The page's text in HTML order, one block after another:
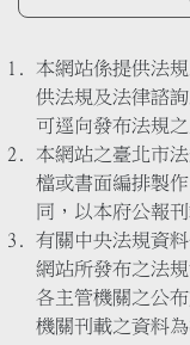
本網站係提供法
供法規及法律諮
可逕向發布法規
本網站之臺北市
檔或書面編排製
同，以本府公報
有關中央法規資
網站所發布之法
各主管機關之公
機關刊載之資料為